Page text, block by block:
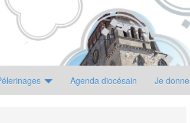
Agenda diocésain Je donne